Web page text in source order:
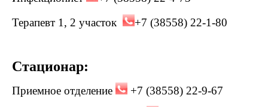
Терапевт 1, 2 участок
+7 (38558) 22-1-80
Стационар:
Приемное отделение
+7 (38558) 22-9-67